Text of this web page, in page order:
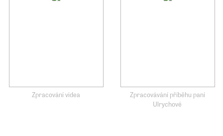
Zpracování videa
Zpracovávání příběhu paní
Ulrychové